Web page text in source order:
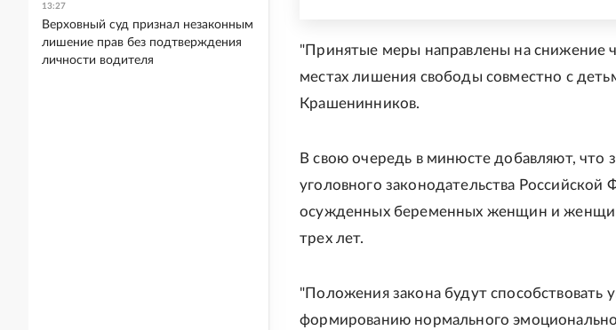
"Принятые меры направлены на снижение
местах лишения свободы совместно с
Крашенинников.
В свою очередь в минюсте добавляют, что
уголовного законодательства
осужденных беременных женщин и
трех лет.
"Положения закона будут способствовать
формированию нормального
13:27
Верховный суд признал незаконным
лишение прав без подтверждения
личности водителя